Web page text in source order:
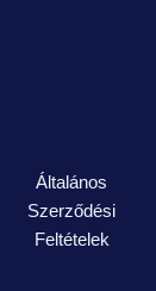
Általános
Szerződési
Feltételek